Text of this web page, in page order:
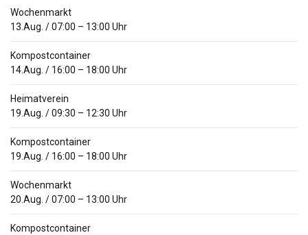
Wochenmarkt
13.Aug. /07:00 – 13:00 Uhr
Kompostcontainer
14.Aug. / 16:00 – 18:00 Uhr
Heimatverein
19.Aug. /09:30 – 12:30 Uhr
Kompostcontainer
19.Aug. / 16:00 – 18:00 Uhr
Wochenmarkt
20.Aug. /07:00 – 13:00 Uhr
Kompostcontainer